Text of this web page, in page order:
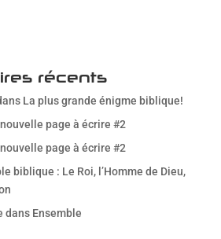
récents
La plus grande énigme biblique!
page à écrire #2
page à écrire #2
biblique : Le Roi, l’Homme de Dieu,
dans Ensemble